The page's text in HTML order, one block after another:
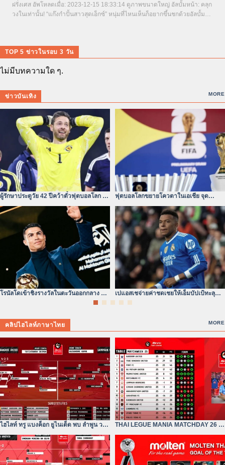
ฝรั่งเศส อัพโหลดเมื่อ: 2023-12-15 18:33:14 ดูภาพขนาดใหญ่ อัลบั้มหน้า: คลุก
วงในเท่านั้น! “แก๊งกำปั้นสาวสุดเอ็กซ์” หนุ่มที่ไหนเห็นก็อยากขึ้นชกด้วยอัลบั้ม
TOP 5 ข่าวในรอบ 3 วัน
ไม่มีบทความใด ๆ.
ข่าวบันเทิง MORE
ผู้รักษาประตูวัย 42 ปีคว้าตั๋วฟุตบอลโลก –
หัวใจไม่ยอมแพ้
ฟุตบอลโลกขยายโควตาในเอเชีย จุด
เปลี่ยนของสมรภูมิเอเชีย
โรนัลโดเข้าชิงรางวัลในตะวันออกกลาง ยุค
เปแอสเชจ่ายค่าชดเชยให้เอ็มบัปเป้ทะลุ
คลิปไฮไลท์ภาษาไทย MORE
ไฮไลท์ ทรู แบงค็อก ยูไนเต็ด พบ ลำพูน วอริ
เออร์| ไฮลักซ์ รีโว่
THAI LEGUE MANIA MATCHDAY 26 |
ทรู แบงค็อก ยังห่างอยู่ 3